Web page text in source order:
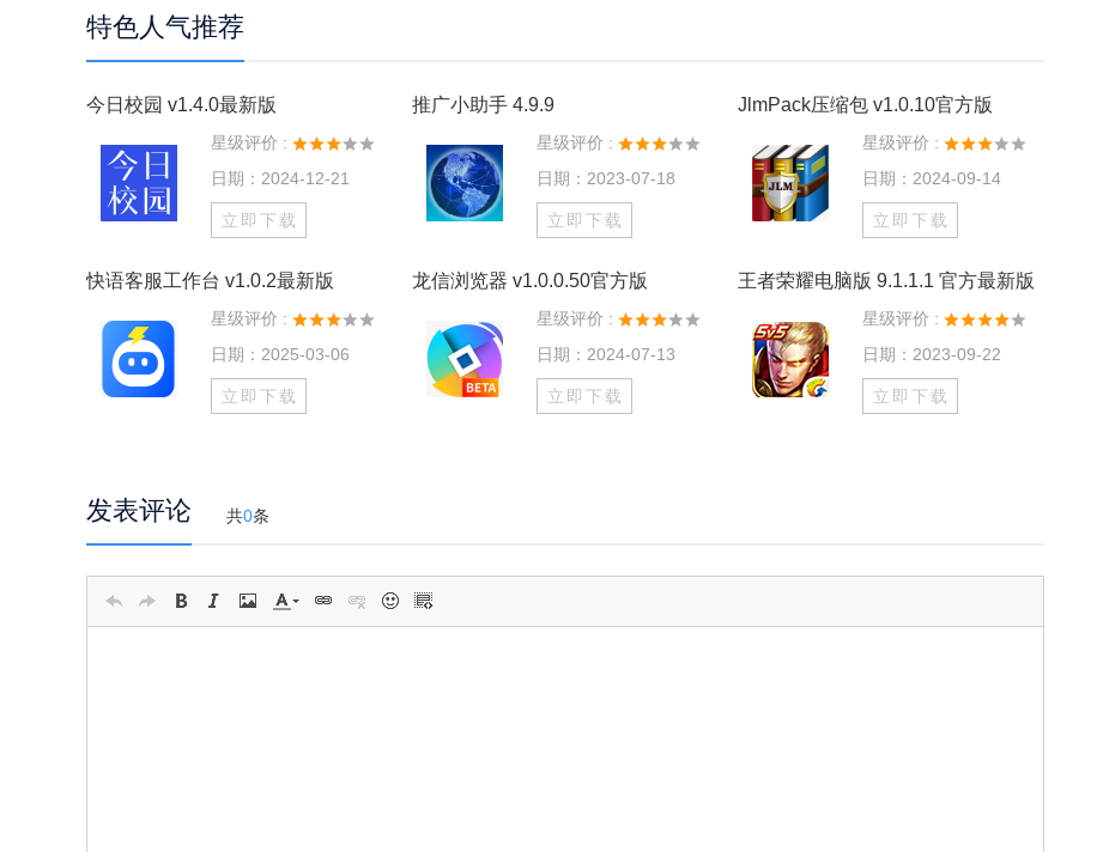
特色人气推荐
今日校园 v1.4.0最新版
星级评价 :
日期：2024-12-21
立即下载
推广小助手 4.9.9
星级评价 :
日期：2023-07-18
立即下载
JlmPack压缩包 v1.0.10官方版
星级评价 :
日期：2024-09-14
立即下载
快语客服工作台 v1.0.2最新版
星级评价 :
日期：2025-03-06
立即下载
龙信浏览器 v1.0.0.50官方版
星级评价 :
日期：2024-07-13
立即下载
王者荣耀电脑版 9.1.1.1 官方最新版
星级评价 :
日期：2023-09-22
立即下载
发表评论 共0条